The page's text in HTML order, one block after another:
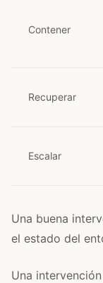
Contener
Recuperar
Escalar
Una buena
el estado del
Una